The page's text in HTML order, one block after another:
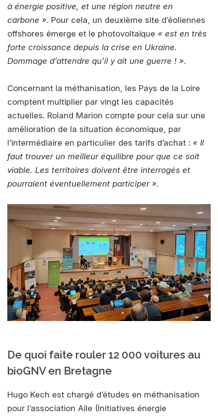
à énergie positive, et une région neutre en
carbone ». Pour cela, un deuxième site d’éoliennes
offshores émerge et le photovoltaïque « est en très
forte croissance depuis la crise en Ukraine.
Dommage d’attendre qu’il y ait une guerre ! ».
Concernant la méthanisation, les Pays de la Loire
comptent multiplier par vingt les capacités
actuelles. Roland Marion compte pour cela sur une
amélioration de la situation économique, par
l’intermédiaire en particulier des tarifs d’achat : « Il
faut trouver un meilleur équilibre pour que ce soit
viable. Les territoires doivent être interrogés et
pourraient éventuellement participer ».
De quoi faite rouler 12 000 voitures au
bioGNV en Bretagne
Hugo Kech est chargé d’études en méthanisation
pour l’association Aile (Initiatives énergie